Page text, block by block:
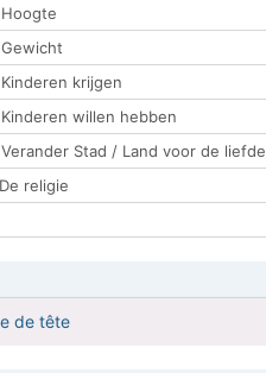
Hoogte
Gewicht
Kinderen krijgen
Kinderen willen hebben
Verander Stad / Land voor de liefde
De religie
de tête